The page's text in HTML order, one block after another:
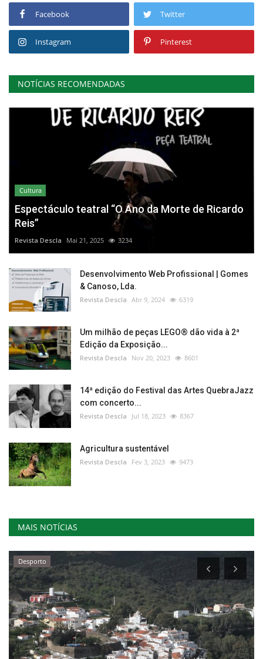
Facebook Twitter
Instagram Pinterest
NOTÍCIAS RECOMENDADAS
Cultura
Espectáculo teatral “O Ano da Morte de Ricardo
Reis”
Revista Descla Mai 21, 2025 3234
Desenvolvimento Web Profissional | Gomes
& Canoso, Lda.
Revista Descla Abr 9, 2024 6319
Um milhão de peças LEGO® dão vida à 2ª
Edição da Exposição...
Revista Descla Nov 20, 2023 8601
14ª edição do Festival das Artes QuebraJazz
com concerto...
Revista Descla Jul 18, 2023 8367
Agricultura sustentável
Revista Descla Fev 3, 2023 9473
MAIS NOTÍCIAS
Desporto